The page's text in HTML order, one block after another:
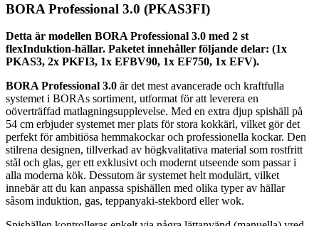
BORA Professional 3.0 (PKAS3FI)
Detta är modellen BORA Professional 3.0 med 2 st
flexInduktion-hällar. Paketet innehåller följande delar: (1x
PKAS3, 2x PKFI3, 1x EFBV90, 1x EF750, 1x EFV).
BORA Professional 3.0 är det mest avancerade och kraftfulla
systemet i BORAs sortiment, utformat för att leverera en
oöverträffad matlagningsupplevelse. Med en extra djup spishäll på
54 cm erbjuder systemet mer plats för stora kokkärl, vilket gör det
perfekt för ambitiösa hemmakockar och professionella kockar. Den
stilrena designen, tillverkad av högkvalitativa material som rostfritt
stål och glas, ger ett exklusivt och modernt utseende som passar i
alla moderna kök. Dessutom är systemet helt modulärt, vilket
innebär att du kan anpassa spishällen med olika typer av hällar
såsom induktion, gas, teppanyaki-stekbord eller wok.